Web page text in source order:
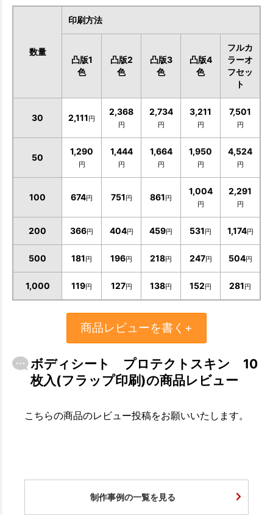
カートへ進む
数量
印刷方法
凸版1
色
凸版2
色
凸版3
色
凸版4
色
フルカ
ラーオ
フセッ
ト
30 2,111円
2,368
円
2,734
円
3,211
円
7,501
円
50
1,290
円
1,444
円
1,664
円
1,950
円
4,524
円
100 674円 751円 861円
1,004
円
2,291
円
200 366円 404円 459円 531円 1,174円
500 181円 196円 218円 247円 504円
1,000 119円 127円 138円 152円 281円
商品レビューを書く+
ボディシート プロテクトスキン 10
枚入(フラップ印刷)の商品レビュー
こちらの商品のレビュー投稿をお願いいたします。
制作事例の一覧を見る